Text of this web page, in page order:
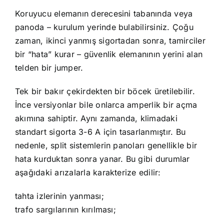
Koruyucu elemanın derecesini tabanında veya
panoda – kurulum yerinde bulabilirsiniz. Çoğu
zaman, ikinci yanmış sigortadan sonra, tamirciler
bir “hata” kurar – güvenlik elemanının yerini alan
telden bir jumper.
Tek bir bakır çekirdekten bir böcek üretilebilir.
İnce versiyonlar bile onlarca amperlik bir açma
akımına sahiptir. Aynı zamanda, klimadaki
standart sigorta 3-6 A için tasarlanmıştır. Bu
nedenle, split sistemlerin panoları genellikle bir
hata kurduktan sonra yanar. Bu gibi durumlar
aşağıdaki arızalarla karakterize edilir:
tahta izlerinin yanması;
trafo sargılarının kırılması;